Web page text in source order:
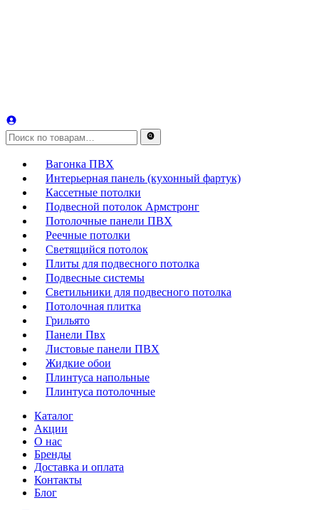
Вагонка ПВХ
Интерьерная панель (кухонный фартук)
Кассетные потолки
Подвесной потолок Армстронг
Потолочные панели ПВХ
Реечные потолки
Светящийся потолок
Плиты для подвесного потолка
Подвесные системы
Светильники для подвесного потолка
Потолочная плитка
Грильято
Панели Пвх
Листовые панели ПВХ
Жидкие обои
Плинтуса напольные
Плинтуса потолочные
Каталог
Акции
О нас
Бренды
Доставка и оплата
Контакты
Блог